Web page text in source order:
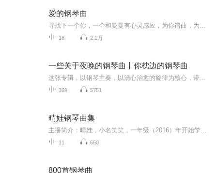
爱的钢琴曲
18 2.1万
一些关于夜晚的钢琴曲丨你枕边的钢琴曲
369 5751
晴娃钢琴曲集
11 660
800首钢琴曲